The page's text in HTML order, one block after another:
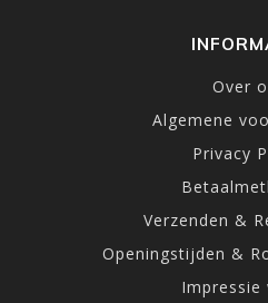
Over
Algemene
Privacy
Verzenden &
Openingstijden &
Impressie